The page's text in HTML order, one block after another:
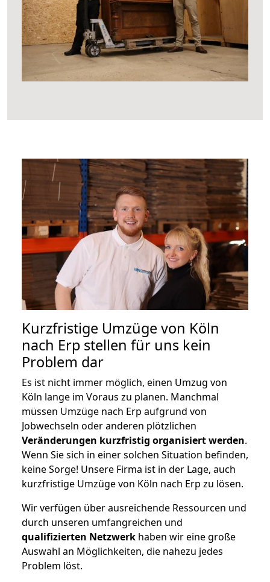
Kurzfristige Umzüge von Köln
nach Erp stellen für uns kein
Problem dar
Es ist nicht immer möglich, einen Umzug von
Köln lange im Voraus zu planen. Manchmal
müssen Umzüge nach Erp aufgrund von
Jobwechseln oder anderen plötzlichen
Veränderungen kurzfristig organisiert werden.
Wenn Sie sich in einer solchen Situation befinden,
keine Sorge! Unsere Firma ist in der Lage, auch
kurzfristige Umzüge von Köln nach Erp zu lösen.
Wir verfügen über ausreichende Ressourcen und
durch unseren umfangreichen und
qualifizierten Netzwerk haben wir eine große
Auswahl an Möglichkeiten, die nahezu jedes
Problem löst.